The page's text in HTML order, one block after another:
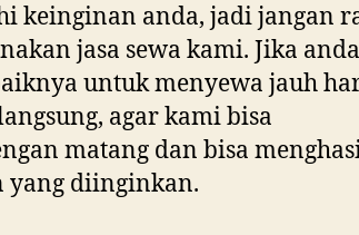
keinginan anda, jadi jangan
jasa sewa kami. Jika anda
untuk menyewa jauh
agar kami bisa
matang dan bisa
yang diinginkan.